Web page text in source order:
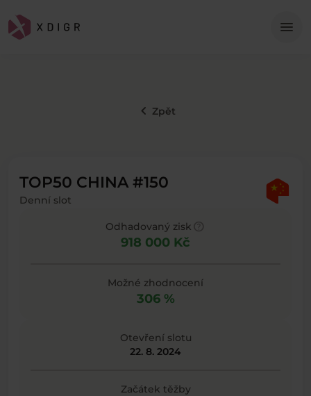
menu
keyboard_arrow_left Zpět
TOP50 CHINA #150
Denní slot
Odhadovaný zisk
918 000 Kč
Možné zhodnocení
306 %
Otevření slotu
22. 8. 2024
Začátek těžby